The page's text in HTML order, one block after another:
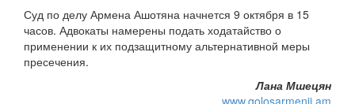
Суд по делу Армена Ашотяна начнется 9 октября в 15
часов. Адвокаты намерены подать ходатайство о
применении к их подзащитному альтернативной меры
пресечения.
Лана Мшецян